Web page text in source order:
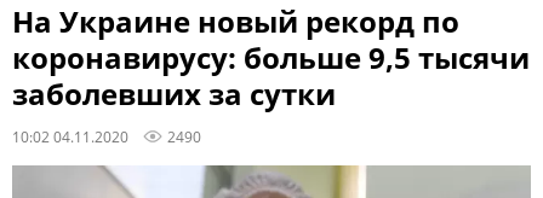
На Украине новый рекорд по
коронавирусу: больше 9,5 тысячи
заболевших за сутки
10:02 04.11.2020 2490